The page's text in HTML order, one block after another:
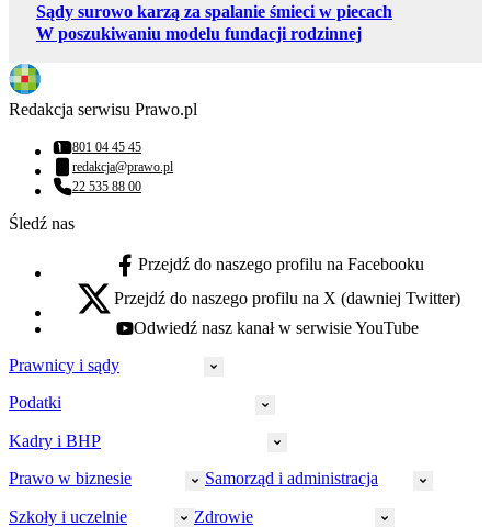
Sądy surowo karzą za spalanie śmieci w piecach
W poszukiwaniu modelu fundacji rodzinnej
Redakcja serwisu Prawo.pl
Numer telefonu:
801 04 45 45
Adres email:
redakcja@prawo.pl
Numer telefonu:
22 535 88 00
Śledź nas
facebook - otwiera się w nowej karcie
Przejdź do naszego profilu na Facebooku
x - otwiera się w nowej karcie
Przejdź do naszego profilu na X (dawniej Twitter)
youtube - otwiera się w nowej karcie
Odwiedź nasz kanał w serwisie YouTube
Prawnicy i sądy
Prawnicy
Policja
Strefa aplikanta
Podatki
CIT
Akcyza
Kadry i BHP
HR
Prawo w biznesie Samorząd i administracja
Szkoły i uczelnie Zdrowie